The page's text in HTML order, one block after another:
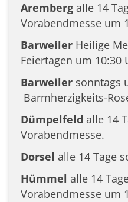
Aremberg alle 14
Vorabendmesse um
Barweiler Heilige
Feiertagen um 10:30
Barweiler sonntags
Barmherzigkeits-
Dümpelfeld alle 14
Vorabendmesse.
Dorsel alle 14 Tage
Hümmel alle 14
Vorabendmesse um